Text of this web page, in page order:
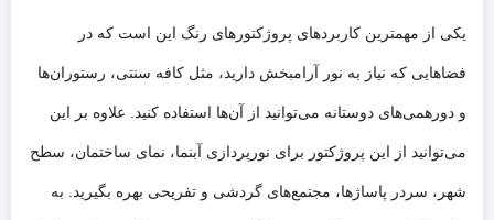
یکی از مهمترین کاربردهای پروژکتورهای رنگ این است که در
فضاهایی که نیاز به نور آرامبخش دارید، مثل کافه سنتی، رستوران‌ها
و دورهمی‌های دوستانه می‌توانید از آن‌ها استفاده کنید. علاوه بر این
می‌توانید از این پروژکتور برای نورپردازی آبنما، نمای ساختمان، سطح
شهر، سردر پاساژها، مجتمع‌های گردشی و تفریحی بهره بگیرید. به